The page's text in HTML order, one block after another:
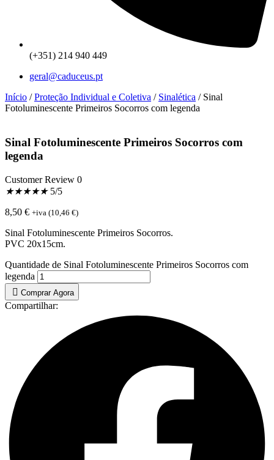
(+351) 214 940 449
geral@caduceus.pt
Início /Proteção Individual e Coletiva / Sinalética / Sinal
Fotoluminescente Primeiros Socorros com legenda
Sinal Fotoluminescente Primeiros Socorros com
legenda
Customer Review 0
★★★★★ 5/5
8,50 € +iva (10,46 €)
Sinal Fotoluminescente Primeiros Socorros.
PVC 20x15cm.
Quantidade de Sinal Fotoluminescente Primeiros Socorros com
legenda
Comprar Agora
Compartilhar: